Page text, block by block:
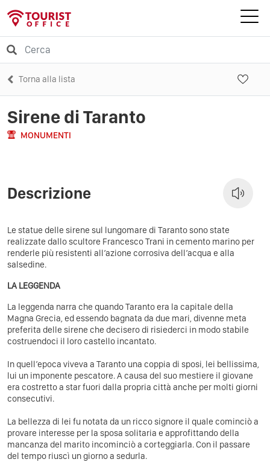
Torna alla lista
Sirene di Taranto
MONUMENTI
Descrizione
Le statue delle sirene sul lungomare di Taranto sono state
realizzate dallo scultore Francesco Trani in cemento marino per
renderle più resistenti all’azione corrosiva dell’acqua e alla
salsedine.
LA LEGGENDA
La leggenda narra che quando Taranto era la capitale della
Magna Grecia, ed essendo bagnata da due mari, divenne meta
preferita delle sirene che decisero di risiederci in modo stabile
costruendoci il loro castello incantato.
In quell’epoca viveva a Taranto una coppia di sposi, lei bellissima,
lui un imponente pescatore. A causa del suo mestiere il giovane
era costretto a star fuori dalla propria città anche per molti giorni
consecutivi.
La bellezza di lei fu notata da un ricco signore il quale cominciò a
provare interesse per la sposa solitaria e approfittando della
mancanza del marito incominciò a corteggiarla. Con il passare
del tempo riuscì un giorno a sedurla.